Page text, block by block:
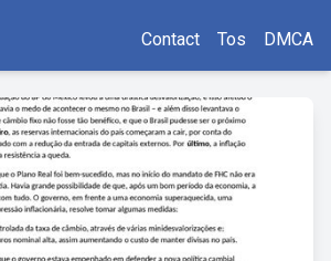
Contact Tos DMCA